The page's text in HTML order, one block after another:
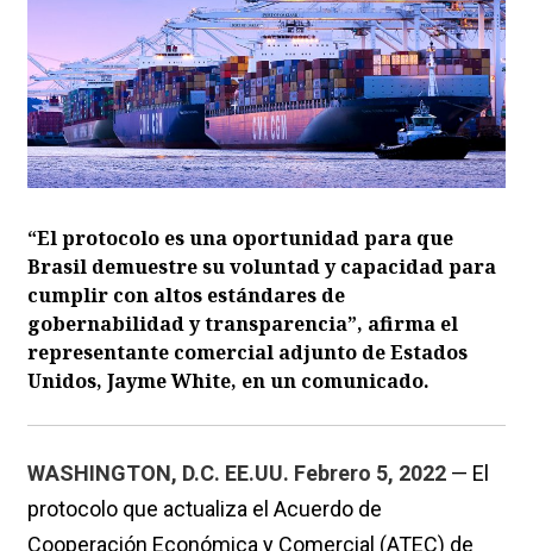
“El protocolo es una oportunidad para que
Brasil demuestre su voluntad y capacidad para
cumplir con altos estándares de
gobernabilidad y transparencia”, afirma el
representante comercial adjunto de Estados
Unidos, Jayme White, en un comunicado.
WASHINGTON, D.C. EE.UU. Febrero 5, 2022 — El
protocolo que actualiza el Acuerdo de
Cooperación Económica y Comercial (ATEC) de